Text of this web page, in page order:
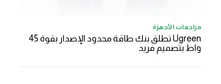
مراجعات الأجهزة
Ugreen تطلق بنك طاقة محدود الإصدار بقوة 45
واط بتصميم فريد